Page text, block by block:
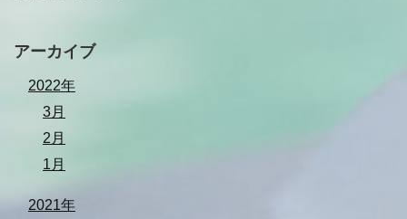
アーカイブ
2022年
3月
2月
1月
2021年